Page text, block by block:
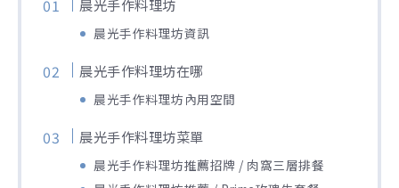
晨光手作料理坊
晨光手作料理坊資訊
晨光手作料理坊在哪
晨光手作料理坊內用空間
晨光手作料理坊菜單
晨光手作料理坊推薦招牌 / 肉窩三層排餐